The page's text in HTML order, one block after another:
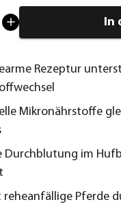
In
Rezeptur
Mikronährstoffe
Durchblutung im
reheanfällige Pferde